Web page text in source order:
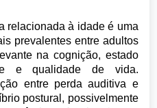
relacionada à idade é uma
prevalentes entre adultos
na cognição, estado
e qualidade de vida.
entre perda auditiva e
postural, possivelmente